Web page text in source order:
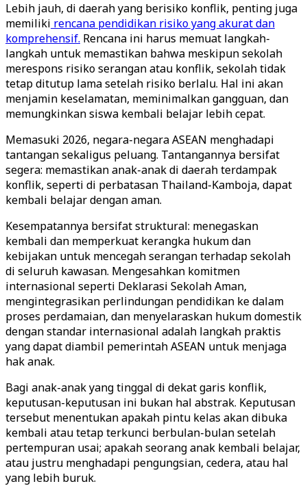
Lebih jauh, di daerah yang berisiko konflik, penting juga
memiliki rencana pendidikan risiko yang akurat dan
komprehensif. Rencana ini harus memuat langkah-
langkah untuk memastikan bahwa meskipun sekolah
merespons risiko serangan atau konflik, sekolah tidak
tetap ditutup lama setelah risiko berlalu. Hal ini akan
menjamin keselamatan, meminimalkan gangguan, dan
memungkinkan siswa kembali belajar lebih cepat.
Memasuki 2026, negara-negara ASEAN menghadapi
tantangan sekaligus peluang. Tantangannya bersifat
segera: memastikan anak-anak di daerah terdampak
konflik, seperti di perbatasan Thailand-Kamboja, dapat
kembali belajar dengan aman.
Kesempatannya bersifat struktural: menegaskan
kembali dan memperkuat kerangka hukum dan
kebijakan untuk mencegah serangan terhadap sekolah
di seluruh kawasan. Mengesahkan komitmen
internasional seperti Deklarasi Sekolah Aman,
mengintegrasikan perlindungan pendidikan ke dalam
proses perdamaian, dan menyelaraskan hukum domestik
dengan standar internasional adalah langkah praktis
yang dapat diambil pemerintah ASEAN untuk menjaga
hak anak.
Bagi anak-anak yang tinggal di dekat garis konflik,
keputusan-keputusan ini bukan hal abstrak. Keputusan
tersebut menentukan apakah pintu kelas akan dibuka
kembali atau tetap terkunci berbulan-bulan setelah
pertempuran usai; apakah seorang anak kembali belajar,
atau justru menghadapi pengungsian, cedera, atau hal
yang lebih buruk.